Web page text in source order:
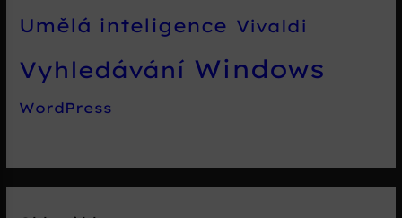
Umělá inteligence Vivaldi
Vyhledávání Windows
WordPress